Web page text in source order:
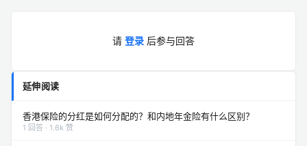
请 登录 后参与回答
延伸阅读
香港保险的分红是如何分配的？和内地年金险有什么区别？
1 回答 · 1.6k 赞